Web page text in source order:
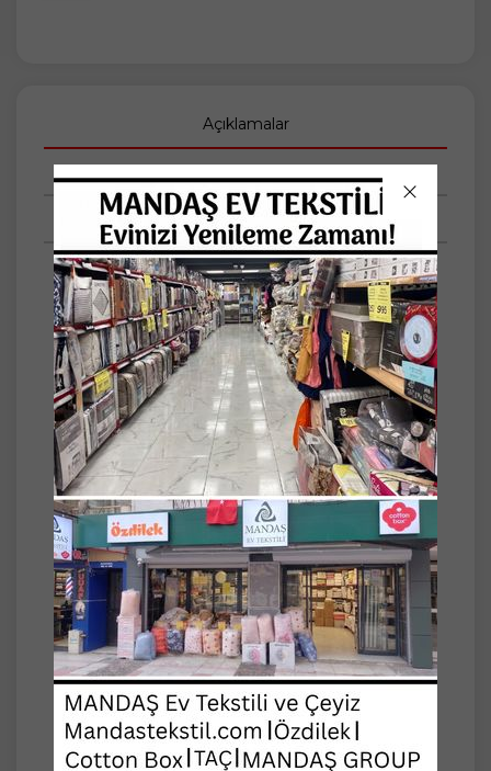
Açıklamalar
Taksit Seçenekleri
Tüm Yorumlar
Ürün Özellikleri
Malzeme/Materyal: %100 Polyester
Ölçü: 45x45 cm
Renk: kırmızı / beyaz
Menşei: TÜRKİYE
ELESSA Kırlent, modern tasarımı ve konforlu
yapısıyla yaşam alanlarınıza şıklık katar.
Yumuşacık dokusu sayesinde oturma odası,
salon veya yatak odası dekorasyonunuza hem
estetik hem de rahat bir dokunuş sağlar.
Uzun süre formunu korur ve konforlu bir
kullanım sunar. Hem dekoratif bir aksesuar
hem de dinlenme anlarınızda konfor
sağlayan bir tamamlayıcıdır. Kolay
temizlenebilir yapısıyla günlük kullanım için
idealdir.
Tek başına ya da farklı kırlentlerle
kombinlenerek dekorasyonunuza modern ve